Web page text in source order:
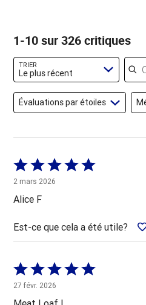
1-10 sur 326 critiques
TRIER
Le plus récent
Évaluations par étoiles
Coté
5 sur
5
2 mars 2026
Alice F
Est-ce que cela a été utile?
Coté
5 sur
5
27 févr. 2026